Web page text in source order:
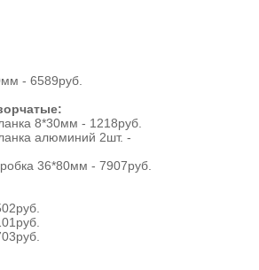
- 6589руб.
8*30мм - 1218руб.
алюминий 2шт. -
36*80мм - 7907руб.